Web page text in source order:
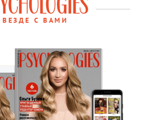
ВЕЗДЕ С ВАМИ